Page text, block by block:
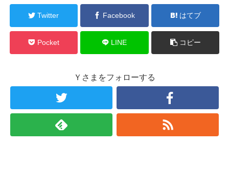
Twitter Facebook はてブ
Pocket LINE コピー
Ｙさまをフォローする